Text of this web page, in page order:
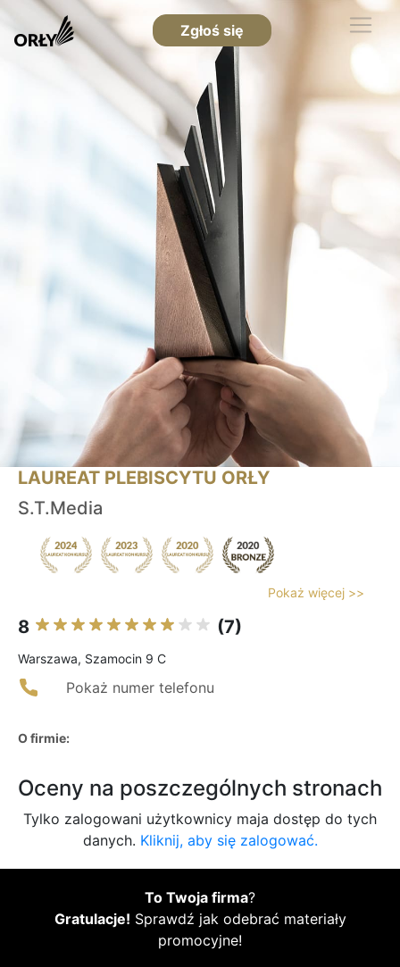
Zgłoś się
LAUREAT PLEBISCYTU ORŁY
S.T.Media
Pokaż więcej >>
8 (7)
Warszawa, Szamocin 9 C
Pokaż numer telefonu
O firmie:
Oceny na poszczególnych stronach
Tylko zalogowani użytkownicy maja dostęp do tych
danych. Kliknij, aby się zalogować.
To Twoja firma?
Gratulacje! Sprawdź jak odebrać materiały
promocyjne!